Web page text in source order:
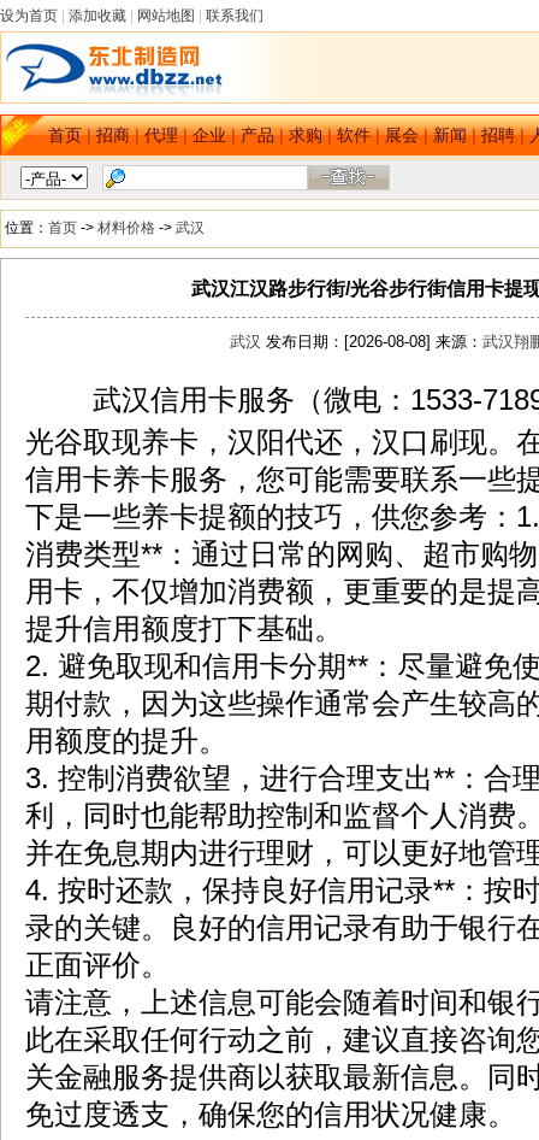
设为首页 添加收藏 网站地图 联系我们
首页|招商|代理|企业|产品|求购|软件|展会|新闻|招聘|
位置： 首页 -> 材料价格 -> 武汉
武汉江汉路步行街/光谷步行街信用卡提
武汉 发布日期：[2026-08-08] 来源：武汉翔
武汉信用卡服务（微电：1533-
光谷取现养卡，汉阳代还，汉口刷现。
信用卡养卡服务，您可能需要联系一些
下是一些养卡提额的技巧，供您参考：
消费类型**：通过日常的网购、超市购
用卡，不仅增加消费额，更重要的是提
提升信用额度打下基础。
2. 避免取现和信用卡分期**：尽量避免
期付款，因为这些操作通常会产生较高
用额度的提升。
3. 控制消费欲望，进行合理支出**：合
利，同时也能帮助控制和监督个人消费
并在免息期内进行理财，可以更好地管
4. 按时还款，保持良好信用记录**：按
录的关键。良好的信用记录有助于银行
正面评价。
请注意，上述信息可能会随着时间和银
此在采取任何行动之前，建议直接咨询
关金融服务提供商以获取最新信息。同
免过度透支，确保您的信用状况健康。